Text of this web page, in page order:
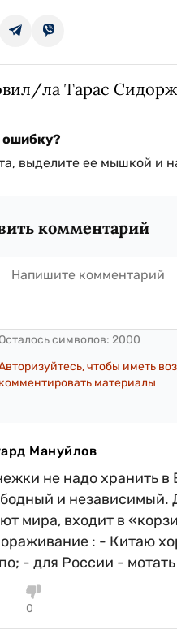
ла Тарас
выделите ее мышкой и
комментарий
Осталось символов: 2000
чтобы иметь
комментировать материалы
Мануйлов
не надо хранить
и
мира, входит в
: - Китаю
- для России -
0